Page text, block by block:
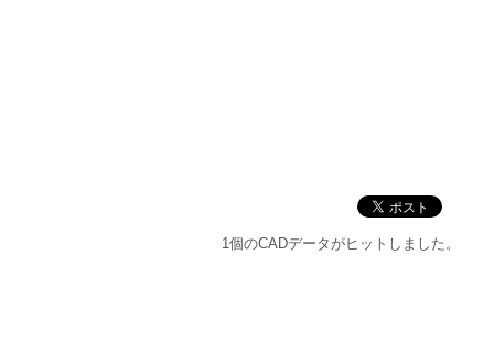
1個のCADデータがヒットしました。